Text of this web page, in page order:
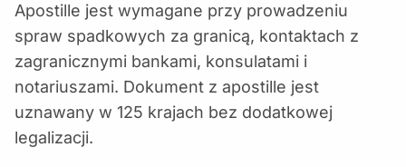
Apostille jest wymagane przy prowadzeniu
spraw spadkowych za granicą, kontaktach z
zagranicznymi bankami, konsulatami i
notariuszami. Dokument z apostille jest
uznawany w 125 krajach bez dodatkowej
legalizacji.